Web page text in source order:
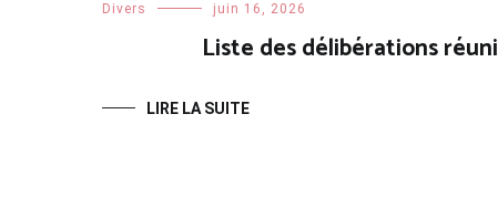
Divers juin 16, 2026
Liste des délibérations
LIRE LA SUITE